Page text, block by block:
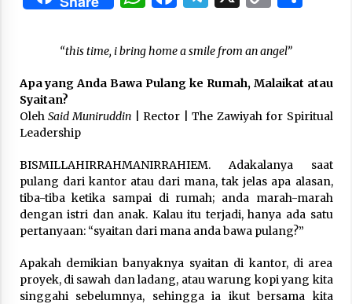
3 months ago
3 months ago
“Allahukrasi”: The Power of Management!
3 months ago
Manusia Visioner dan Beretika
3 months ago
“this time, i bring home a smile from an angel”
Apa yang Anda Bawa Pulang ke Rumah, Malaikat atau
Syaitan?
Oleh Said Muniruddin
| Rector | The Zawiyah for Spiritual
Leadership
BISMILLAHIRRAHMANIRRAHIEM. Adakalanya saat
pulang dari kantor atau dari mana, tak jelas apa alasan,
tiba-tiba ketika sampai di rumah; anda marah-marah
dengan istri dan anak. Kalau itu terjadi, hanya ada satu
pertanyaan: “syaitan dari mana anda bawa pulang?”
Apakah demikian banyaknya syaitan di kantor, di area
proyek, di sawah dan ladang, atau warung kopi yang kita
singgahi sebelumnya, sehingga ia ikut bersama kita